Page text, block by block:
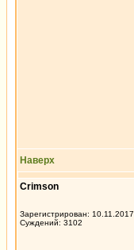
Наверх
Crimson
Зарегистрирован: 10.11.2017
Суждений: 3102